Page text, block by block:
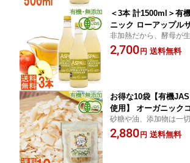
＜3本 計1500ml＞有
ニック ローアップル
00ml×3本（無添加・
アスポール りんご酢
非加熱だから、酵母が
酸たっぷり 美容 ダイエ
2,700円 送料無料
お得な10袋【有機
使用】 オーガニック
ス ロースト 100g×10
トに◎なヘルシーおや
砂糖や油、添加物は一
イエット・コレステロ
ココナッツが、ヘルシ
2,880円 送料無料